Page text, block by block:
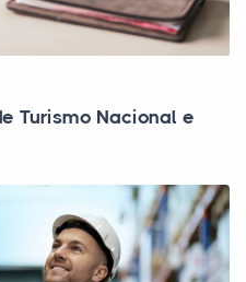
Turismo Nacional e